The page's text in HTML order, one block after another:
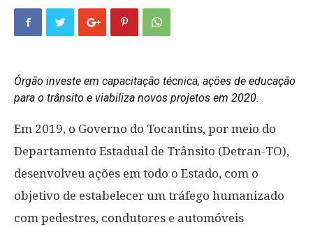
Órgão investe em capacitação técnica, ações de educação
para o trânsito e viabiliza novos projetos em 2020.
Em 2019, o Governo do Tocantins, por meio do
Departamento Estadual de Trânsito (Detran-TO),
desenvolveu ações em todo o Estado, com o
objetivo de estabelecer um tráfego humanizado
com pedestres, condutores e automóveis